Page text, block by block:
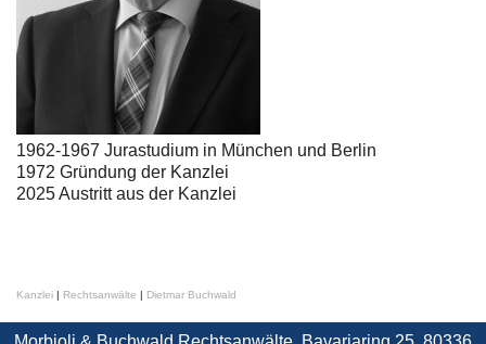
1962-1967 Jurastudium in München und Berlin
1972 Gründung der Kanzlei
2025 Austritt aus der Kanzlei
Kanzlei | Rechtsanwälte | Dietmar Buchwald